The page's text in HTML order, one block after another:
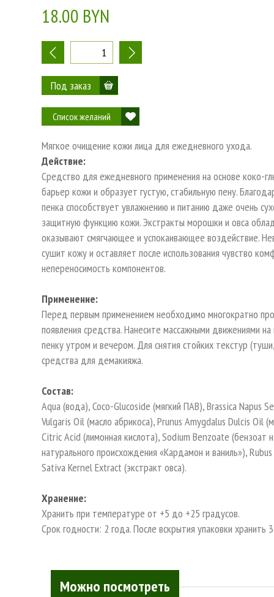
18.00 BYN
- +
Список желаний
Мягкое очищение кожи лица для ежедневного ухода.
Действие:
Средство для ежедневного применения на основе коко-
барьер кожи и образует густую, стабильную пену.
пенка способствует увлажнению и питанию даже очень
защитную функцию кожи. Экстракты морошки и овса
оказывают смягчающее и успокаивающее воздействие.
сушит кожу и оставляет после использования чувство
непереносимость компонентов.
Применение:
Перед первым применением необходимо многократно
появления средства. Нанесите массажными движениями
пенку утром и вечером. Для снятия стойких текстур
средства для демакияжа.
Состав:
Aqua (вода), Coco-Glucoside (мягкий ПАВ), Brassica Napus
Vulgaris Oil (масло абрикоса), Prunus Amygdalus Dulcis Oil
Citric Acid (лимонная кислота), Sodium Benzoate
натурального происхождения «Кардамон и ваниль»),
Sativa Kernel Extract (экстракт овса).
Хранение:
Хранить при температуре от +5 до +25 градусов.
Срок годности: 2 года. После вскрытия упаковки хранить
Можно посмотреть